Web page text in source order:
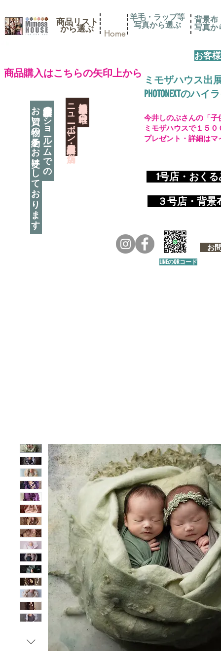
商品リスト
​から選ぶ Home
​商品購入はこちらの矢印上から
神奈川県相模原市に日本唯一の
​ニューボーン撮影用小道具店・３店舗
羊毛・ラップ等
写真から選ぶ
背景布
写真か
お客
ミモザハウス出
PHOTONEXTのハ
神奈川県相模原市のショールームでの
お買い物の予約をお受けしております 1号店・おく
​ ３号店・背
お
今井しのぶさんの「
ミモザハウスで１５
プレゼント・詳細は
LINEのQRコード